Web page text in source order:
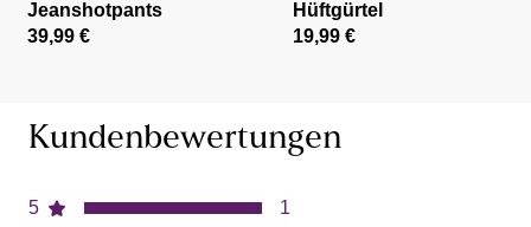
Jeanshotpants
39,99 €
Hüftgürtel
19,99 €
Kundenbewertungen
5
1